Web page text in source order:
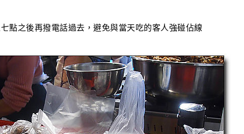
點之後再撥電話過去，避免與當天吃的客人強碰佔線